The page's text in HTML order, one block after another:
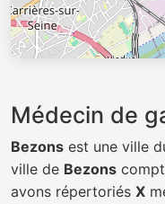
Médecin de
Bezons est une ville
ville de Bezons
avons répertoriés X